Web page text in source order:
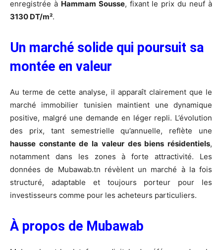
enregistrée à Hammam Sousse, fixant le prix du neuf à
3130 DT/m².
Un marché solide qui poursuit sa
montée en valeur
Au terme de cette analyse, il apparaît clairement que le
marché immobilier tunisien maintient une dynamique
positive, malgré une demande en léger repli. L’évolution
des prix, tant semestrielle qu’annuelle, reflète une
hausse constante de la valeur des biens résidentiels,
notamment dans les zones à forte attractivité. Les
données de Mubawab.tn révèlent un marché à la fois
structuré, adaptable et toujours porteur pour les
investisseurs comme pour les acheteurs particuliers.
À propos de Mubawab